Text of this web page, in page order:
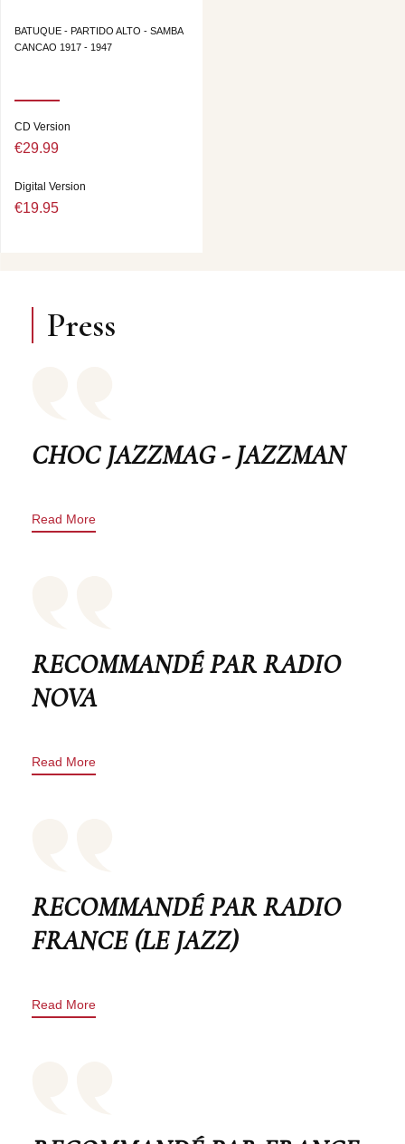
BATUQUE - PARTIDO ALTO - SAMBA
CANCAO 1917 - 1947
CD Version
€29.99
Digital Version
€19.95
Press
CHOC JAZZMAG - JAZZMAN
Read More
RECOMMANDÉ PAR RADIO
NOVA
Read More
RECOMMANDÉ PAR RADIO
FRANCE (LE JAZZ)
Read More